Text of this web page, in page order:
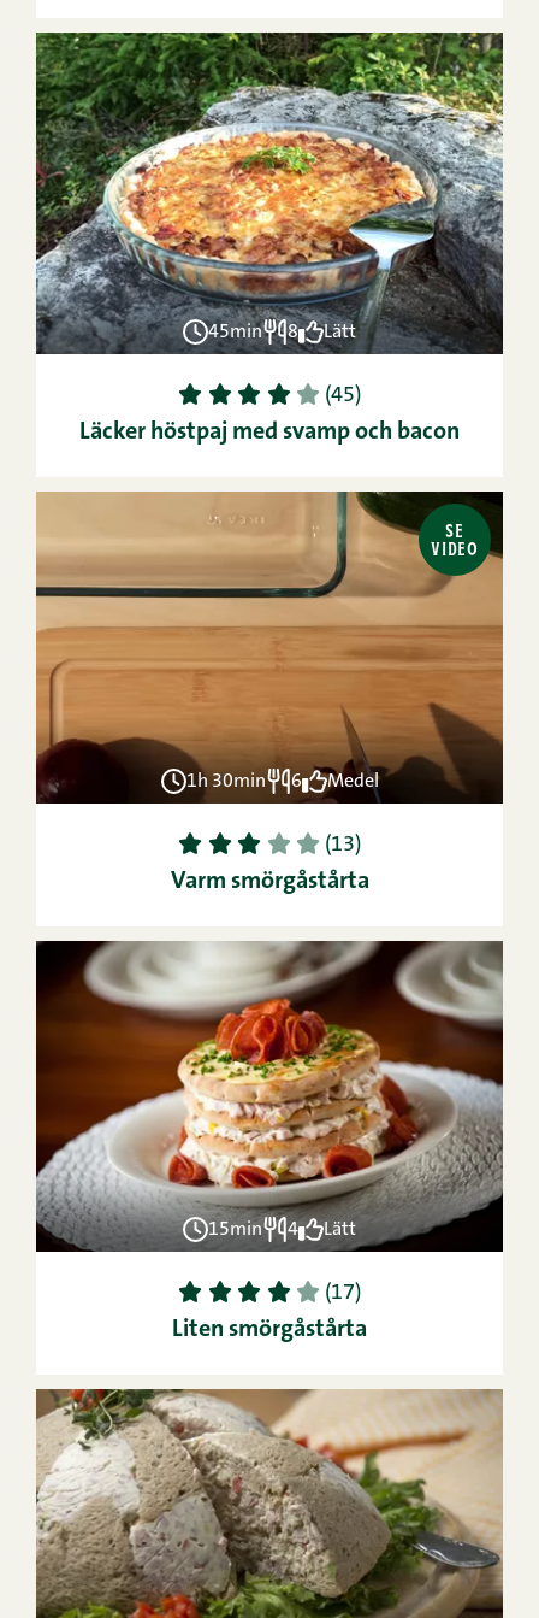
45min 8 Lätt
1 2 3 4 5 (45)
Läcker höstpaj med svamp och bacon
SE
VIDEO
1h 30min 6 Medel
1 2 3 4 5 (13)
Varm smörgåstårta
15min 4 Lätt
1 2 3 4 5 (17)
Liten smörgåstårta